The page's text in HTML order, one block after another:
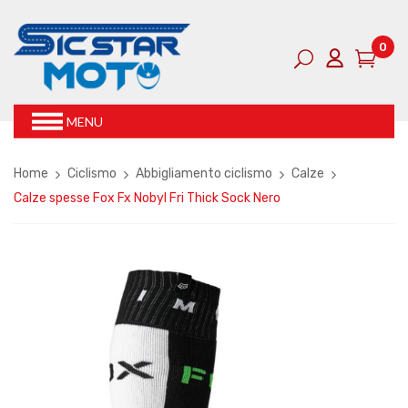
0
MENU
Home Ciclismo Abbigliamento ciclismo
Calze
Calze spesse Fox Fx Nobyl Fri Thick Sock Nero